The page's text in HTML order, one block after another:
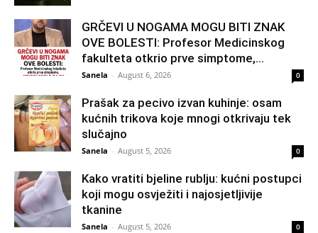
GRČEVI U NOGAMA MOGU BITI ZNAK
OVE BOLESTI: Profesor Medicinskog
fakulteta otkrio prve simptome,...
Sanela - August 6, 2026 0
Prašak za pecivo izvan kuhinje: osam
kućnih trikova koje mnogi otkrivaju tek
slučajno
Sanela - August 5, 2026 0
Kako vratiti bjeline rublju: kućni postupci
koji mogu osvježiti i najosjetljivije
tkanine
Sanela - August 5, 2026 0